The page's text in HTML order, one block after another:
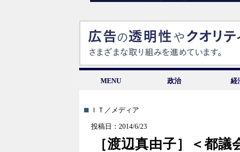
MENU 政治 経
ＩＴ／メディア
投稿日：2014/6/23
［渡辺真由子］＜都